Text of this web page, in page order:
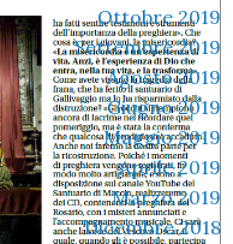
Ottobre 2019
Settembre 2019
Agosto 2019
Giugno 2019
Maggio 2019
Aprile 2019
Marzo 2019
Dicembre 2018